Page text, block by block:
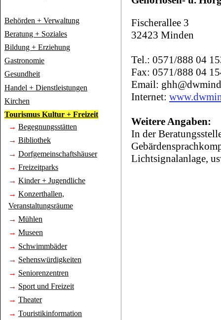
Behörden + Verwaltung
Beratung + Soziales
Bildung + Erziehung
Gastronomie
Gesundheit
Handel + Dienstleistungen
Kirchen
Tourismus Kultur + Freizeit
→ Begegnungsstätten
→ Bibliothek
→ Dorfgemeinschaftshäuser
→ Freizeitparks
→ Kinder + Jugendliche
→ Konzerthallen,
Veranstaltungsräume
→ Mühlen
→ Museen
→ Schwimmbäder
→ Sehenswürdigkeiten
→ Seniorenzentren
→ Sport und Freizeit
→ Theater
→ Touristikinformation
Fischerallee 3
32423 Minden
Tel.: 0571/888 04
Fax: 0571/888 04
Email:
Internet:
Weitere Angaben:
In der
Lichtsignalanlage,